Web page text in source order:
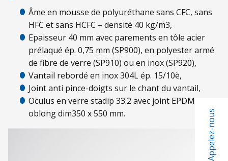
Appelez-nous
Âme en mousse de polyuréthane sans CFC, sans
HFC et sans HCFC – densité 40 kg/m3,
Epaisseur 40 mm avec parements en tôle acier
prélaqué ép. 0,75 mm (SP900), en polyester armé
de fibre de verre (SP910) ou en inox (SP920),
Vantail rebordé en inox 304L ép. 15/10è,
Joint anti pince-doigts sur le chant du vantail,
Oculus en verre stadip 33.2 avec joint EPDM –
oblong dim350 x 550 mm.